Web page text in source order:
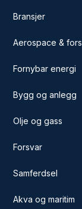
Bransjer
Aerospace &
Fornybar energi
Bygg og anlegg
Olje og gass
Forsvar
Samferdsel
Akva og maritim